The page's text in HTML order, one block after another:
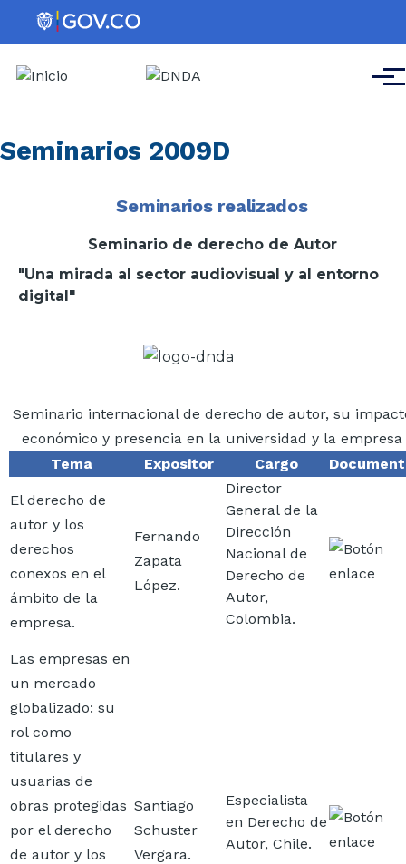
Pasar al contenido principal
Seminarios 2009D
Seminarios realizados
Seminario de derecho de Autor
"Una mirada al sector audiovisual y al entorno
digital"
Imagen
Seminario internacional de derecho de autor, su
económico y presencia en la universidad y la empresa
Tema
Expositor Cargo
El derecho de
autor y los
derechos
conexos en el
ámbito de la
empresa.
Fernando
Zapata
López.
Director
General de la
Dirección
Nacional de
Derecho de
Autor,
Colombia.
Imagen
Las empresas en
un mercado
globalizado: su
rol como
titulares y
usuarias de
obras protegidas
por el derecho
de autor y los
Santiago
Schuster
Vergara.
Especialista
en Derecho de
Autor, Chile.
Imagen